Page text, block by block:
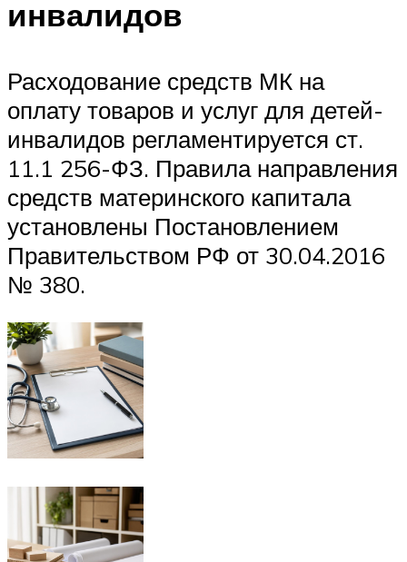
инвалидов
Расходование средств МК на
оплату товаров и услуг для детей-
инвалидов регламентируется ст.
11.1 256-ФЗ. Правила направления
средств материнского капитала
установлены Постановлением
Правительством РФ от 30.04.2016
№ 380.